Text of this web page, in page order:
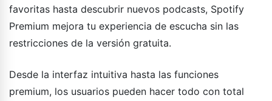
favoritas hasta descubrir nuevos podcasts, Spotify
Premium mejora tu experiencia de escucha sin las
restricciones de la versión gratuita.
Desde la interfaz intuitiva hasta las funciones
premium, los usuarios pueden hacer todo con total